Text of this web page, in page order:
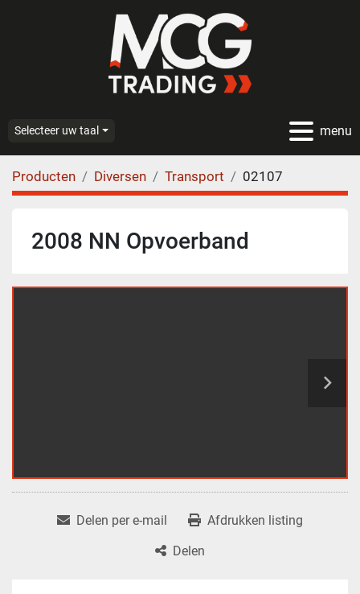
menu
Selecteer uw taal
Producten Diversen Transport 02107
2008 NN Opvoerband
Delen per e-mail
Afdrukken listing
Delen